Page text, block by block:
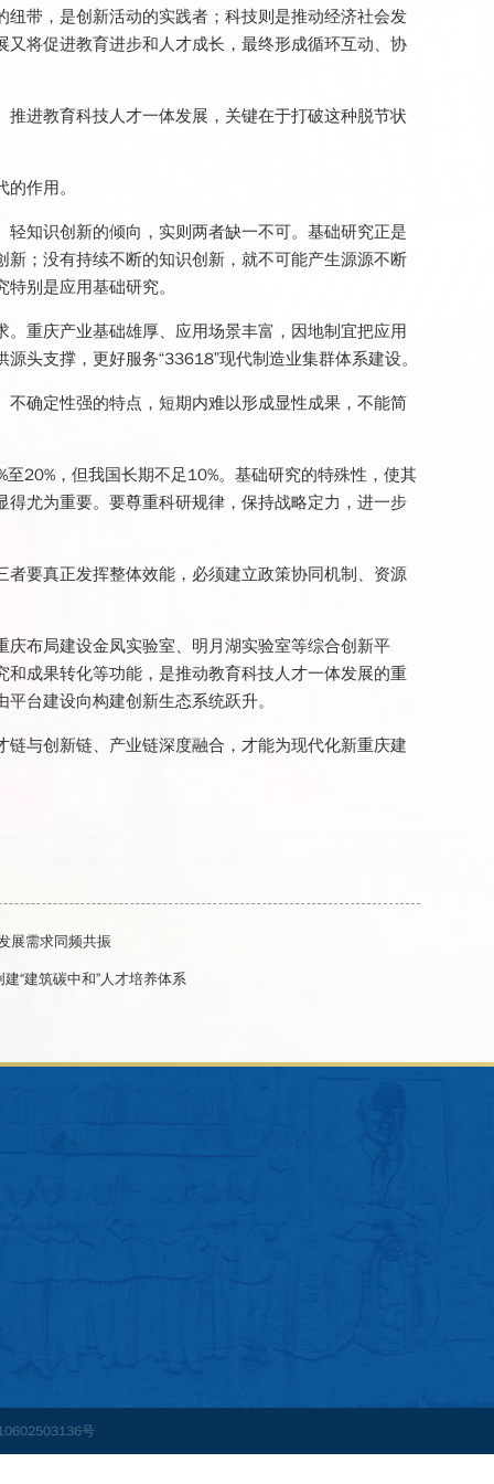
带，是创新活动的实践者；科技则是推动经济社会发
将促进教育进步和人才成长，最终形成循环互动、协
进教育科技人才一体发展，关键在于打破这种脱节状
作用。
知识创新的倾向，实则两者缺一不可。基础研究正是
；没有持续不断的知识创新，就不可能产生源源不断
别是应用基础研究。
重庆产业基础雄厚、应用场景丰富，因地制宜把应用
头支撑，更好服务“33618”现代制造业集群体系建设。
确定性强的特点，短期内难以形成显性成果，不能简
20%，但我国长期不足10%。基础研究的特殊性，使其
尤为重要。要尊重科研规律，保持战略定力，进一步
要真正发挥整体效能，必须建立政策协同机制、资源
布局建设金凤实验室、明月湖实验室等综合创新平
成果转化等功能，是推动教育科技人才一体发展的重
台建设向构建创新生态系统跃升。
与创新链、产业链深度融合，才能为现代化新重庆建
展需求同频共振
“建筑碳中和”人才培养体系
号